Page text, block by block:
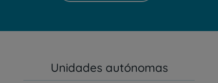
Unidades autónomas